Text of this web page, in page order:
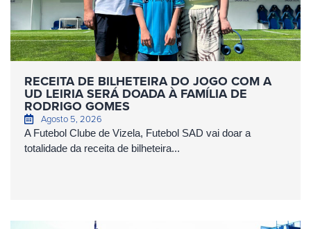
RECEITA DE BILHETEIRA DO JOGO COM A
UD LEIRIA SERÁ DOADA À FAMÍLIA DE
RODRIGO GOMES
Agosto 5, 2026
A Futebol Clube de Vizela, Futebol SAD vai doar a
totalidade da receita de bilheteira...